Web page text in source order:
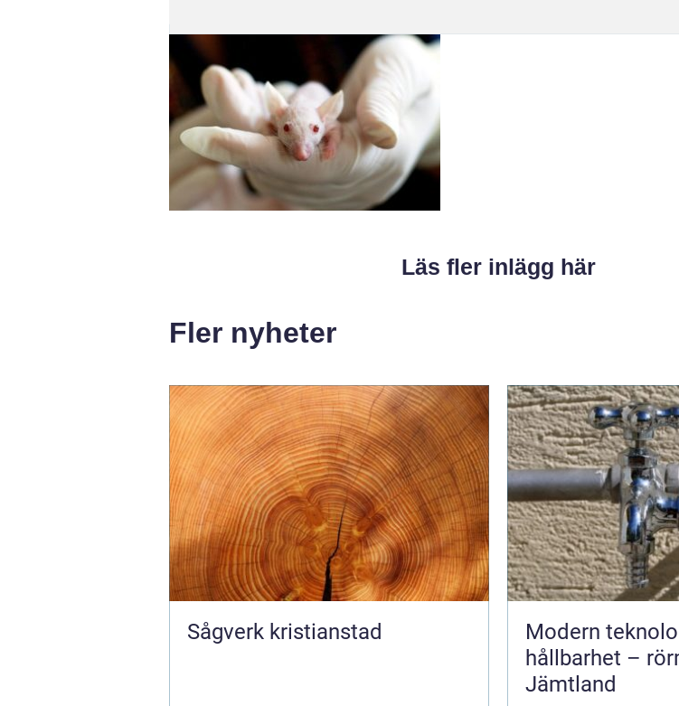
Läs fler inlägg här
Fler nyheter
Sågverk kristianstad
Modern
hållbarhet –
Jämtland